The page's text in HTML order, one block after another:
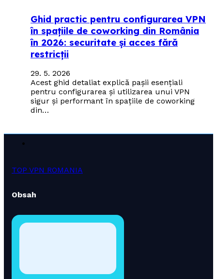
Ghid practic pentru configurarea VPN
în spațiile de coworking din România
în 2026: securitate și acces fără
restricții
29. 5. 2026
Acest ghid detaliat explică pașii esențiali
pentru configurarea și utilizarea unui VPN
sigur și performant în spațiile de coworking
din…
TOP VPN ROMANIA
Obsah